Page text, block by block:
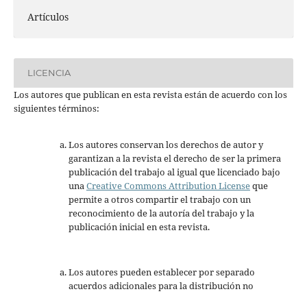
Artículos
LICENCIA
Los autores que publican en esta revista están de acuerdo con los
siguientes términos:
Los autores conservan los derechos de autor y
garantizan a la revista el derecho de ser la primera
publicación del trabajo al igual que licenciado bajo
unaCreative Commons Attribution Licenseque
permite a otros compartir el trabajo con un
reconocimiento de la autoría del trabajo y la
publicación inicial en esta revista.
Los autores pueden establecer por separado
acuerdos adicionales para la distribución no